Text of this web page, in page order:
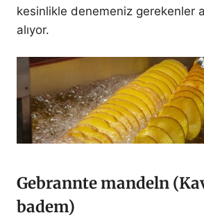
kesinlikle denemeniz gerekenler
alıyor.
Gebrannte mandeln
badem)